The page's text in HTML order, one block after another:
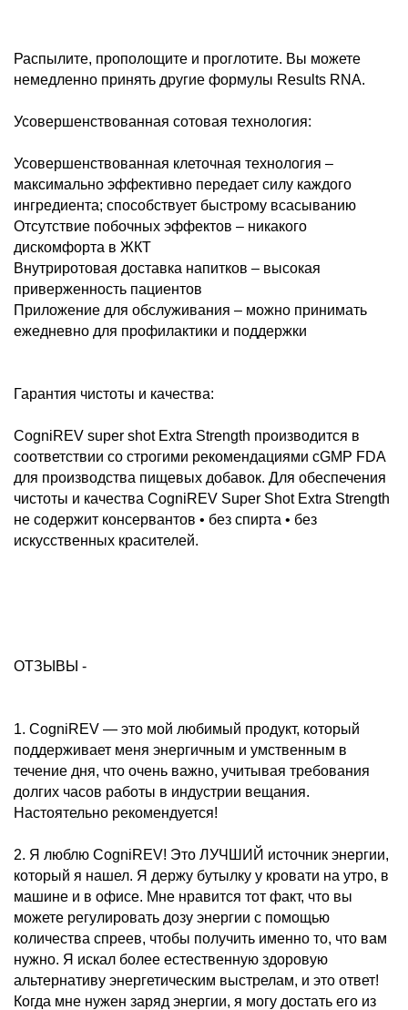
Распылите, прополощите и проглотите. Вы можете
немедленно принять другие формулы Results RNA.
Усовершенствованная сотовая технология:
Усовершенствованная клеточная технология –
максимально эффективно передает силу каждого
ингредиента; способствует быстрому всасыванию
Отсутствие побочных эффектов – никакого
дискомфорта в ЖКТ
Внутриротовая доставка напитков – высокая
приверженность пациентов
Приложение для обслуживания – можно принимать
ежедневно для профилактики и поддержки
Гарантия чистоты и качества:
CogniREV super shot Extra Strength производится в
соответствии со строгими рекомендациями cGMP FDA
для производства пищевых добавок. Для обеспечения
чистоты и качества CogniREV Super Shot Extra Strength
не содержит консервантов • без спирта • без
искусственных красителей.
ОТЗЫВЫ -
1. CogniREV — это мой любимый продукт, который
поддерживает меня энергичным и умственным в
течение дня, что очень важно, учитывая требования
долгих часов работы в индустрии вещания.
Настоятельно рекомендуется!
2. Я люблю CogniREV! Это ЛУЧШИЙ источник энергии,
который я нашел. Я держу бутылку у кровати на утро, в
машине и в офисе. Мне нравится тот факт, что вы
можете регулировать дозу энергии с помощью
количества спреев, чтобы получить именно то, что вам
нужно. Я искал более естественную здоровую
альтернативу энергетическим выстрелам, и это ответ!
Когда мне нужен заряд энергии, я могу достать его из